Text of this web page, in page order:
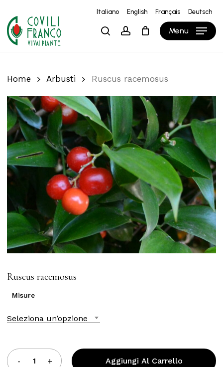
main
content
Italiano English Français Deutsch
searchaccount Menu
Carrello Close
Cart
Home Arbusti Ruscus racemosus
Ruscus racemosus
Misure
Seleziona un’opzione
Aggiungi Al Carrello